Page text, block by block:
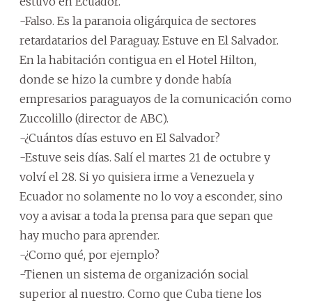
-Falso. Es la paranoia oligárquica de sectores
retardatarios del Paraguay. Estuve en El Salvador.
En la habitación contigua en el Hotel Hilton,
donde se hizo la cumbre y donde había
empresarios paraguayos de la comunicación como
Zuccolillo (director de ABC).
-¿Cuántos días estuvo en El Salvador?
-Estuve seis días. Salí el martes 21 de octubre y
volví el 28. Si yo quisiera irme a Venezuela y
Ecuador no solamente no lo voy a esconder, sino
voy a avisar a toda la prensa para que sepan que
hay mucho para aprender.
-¿Como qué, por ejemplo?
-Tienen un sistema de organización social
superior al nuestro. Como que Cuba tiene los